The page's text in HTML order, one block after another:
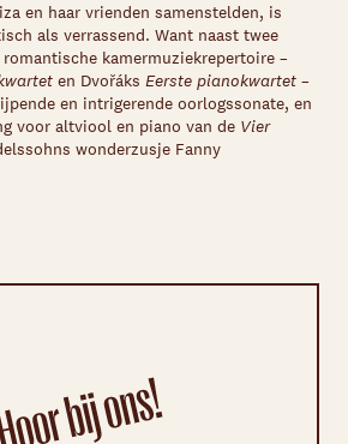
en haar vrienden samenstelden, is
als verrassend. Want naast twee
kamermuziekrepertoire –
en Dvořáks Eerste pianokwartet –
en intrigerende oorlogssonate, en
voor altviool en piano van de Vier
wonderzusje Fanny